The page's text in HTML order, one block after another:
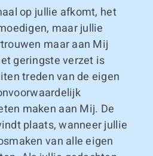
op jullie afkomt, het
maar jullie
maar aan Mij
geringste verzet is
treden van de eigen
maken aan Mij. De
plaats, wanneer jullie
van alle eigen